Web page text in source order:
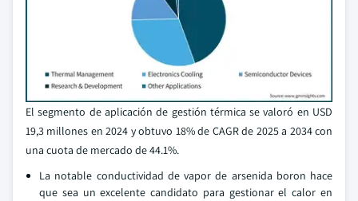
El segmento de aplicación de gestión térmica se valoró en USD
19,3 millones en 2024 y obtuvo 18% de CAGR de 2025 a 2034 con
una cuota de mercado de 44.1%.
La notable conductividad de vapor de arsenida boron hace
que sea un excelente candidato para gestionar el calor en